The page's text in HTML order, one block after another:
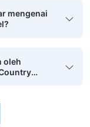
mengenai
oleh